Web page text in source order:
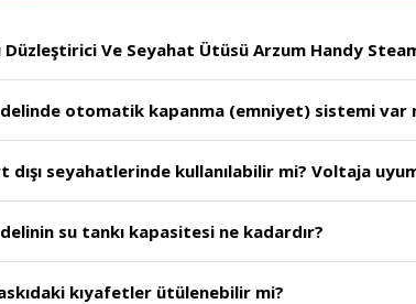
AR6055 - Arzum Handy Steam Mini Buharlı Düzleştirici Ve Seyahat Ütüsü
otomatik kapanma (emniyet) sistemi var
seyahatlerinde kullanılabilir mi? Voltaja
su tankı kapasitesi ne kadardır?
kıyafetler ütülenebilir mi?